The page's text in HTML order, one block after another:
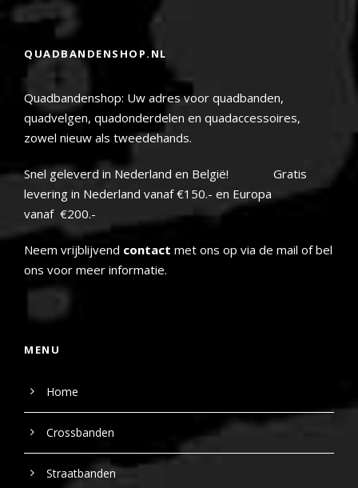
QUADBANDENSHOP.NL
Quadbandenshop: Uw adres voor quadbanden,
quadvelgen, quadonderdelen en quadaccessoires,
zowel nieuw als tweedehands.
Snel geleverd in Nederland en België! Gratis
levering in Nederland vanaf €150.- en Europa
vanaf €200.-
Neem vrijblijvend contact met ons op via de mail of bel
ons voor meer informatie.
MENU
Home
Crossbanden
Straatbanden